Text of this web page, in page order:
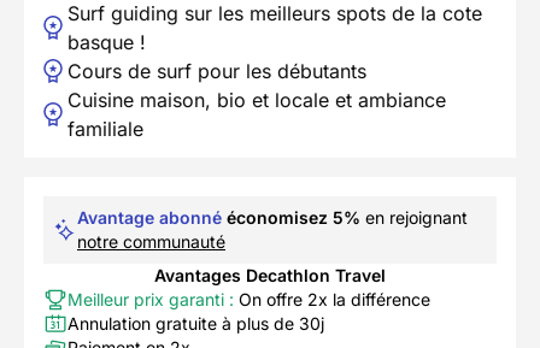
Surf guiding sur les meilleurs spots de la cote
basque !
Cours de surf pour les débutants
Cuisine maison, bio et locale et ambiance
familiale
Avantage abonné économisez 5% en rejoignant
notre communauté
Avantages Decathlon Travel
Meilleur prix garanti : On offre 2x la différence
Annulation gratuite à plus de 30j